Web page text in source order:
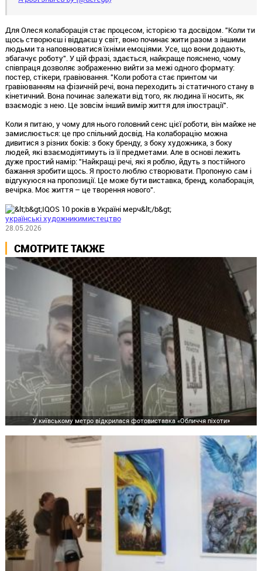
Для Олеся колаборація стає процесом, історією та досвідом. "Коли ти
щось створюєш і віддаєш у світ, воно починає жити разом з іншими
людьми та наповнюватися їхніми емоціями. Усе, що вони додають,
збагачує роботу". У цій фразі, здається, найкраще пояснено, чому
співпраця дозволяє зображенню вийти за межі одного формату:
постер, стікери, гравіювання. "Коли робота стає принтом чи
гравіюванням на фізичній речі, вона переходить зі статичного стану в
кінетичний. Вона починає залежати від того, як людина її носить, як
взаємодіє з нею. Це зовсім інший вимір життя для ілюстрації".
Коли я питаю, у чому для нього головний сенс цієї роботи, він майже не
замислюється: це про спільний досвід. На колаборацію можна
дивитися з різних боків: з боку бренду, з боку художника, з боку
людей, які взаємодіятимуть із її предметами. Але в основі лежить
дуже простий намір: "Найкращі речі, які я роблю, йдуть з постійного
бажання зробити щось. Я просто люблю створювати. Пропоную сам і
відгукуюся на пропозиції. Це може бути виставка, бренд, колаборація,
вечірка. Моє життя – це творення нового".
українські художникимистецтво
28.05.2026
СМОТРИТЕ ТАКЖЕ
У київському метро відкрилася фотовиставка «Обличчя піхоти»